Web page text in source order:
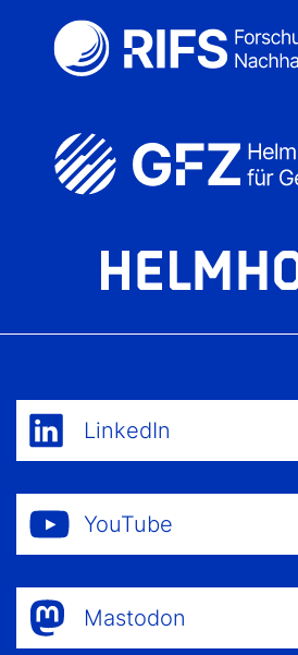
LinkedIn
YouTube
Mastodon